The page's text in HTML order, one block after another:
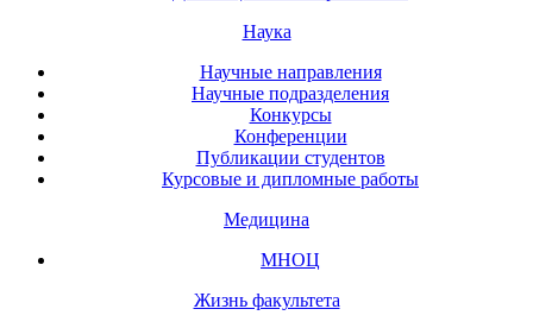
Наука
Научные направления
Научные подразделения
Конкурсы
Конференции
Публикации студентов
Курсовые и дипломные работы
Медицина
МНОЦ
Жизнь факультета